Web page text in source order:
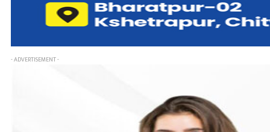
- ADVERTISEMENT -